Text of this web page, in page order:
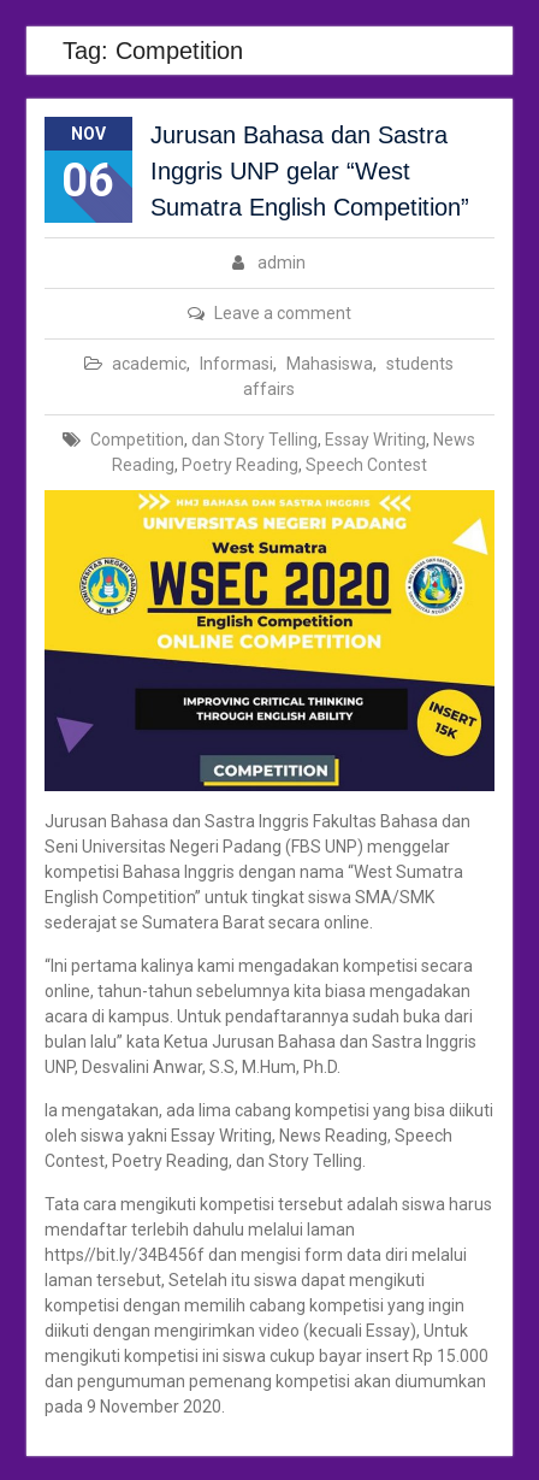
Tag: Competition
NOV
06
Jurusan Bahasa dan Sastra
Inggris UNP gelar “West
Sumatra English Competition”
admin
Leave a comment
academic, Informasi, Mahasiswa, students
affairs
Competition, dan Story Telling, Essay Writing, News
Reading, Poetry Reading, Speech Contest
Jurusan Bahasa dan Sastra Inggris Fakultas Bahasa dan
Seni Universitas Negeri Padang (FBS UNP) menggelar
kompetisi Bahasa Inggris dengan nama “West Sumatra
English Competition” untuk tingkat siswa SMA/SMK
sederajat se Sumatera Barat secara online.
“Ini pertama kalinya kami mengadakan kompetisi secara
online, tahun-tahun sebelumnya kita biasa mengadakan
acara di kampus. Untuk pendaftarannya sudah buka dari
bulan lalu” kata Ketua Jurusan Bahasa dan Sastra Inggris
UNP, Desvalini Anwar, S.S, M.Hum, Ph.D.
Ia mengatakan, ada lima cabang kompetisi yang bisa diikuti
oleh siswa yakni Essay Writing, News Reading, Speech
Contest, Poetry Reading, dan Story Telling.
Tata cara mengikuti kompetisi tersebut adalah siswa harus
mendaftar terlebih dahulu melalui laman
https//bit.ly/34B456f dan mengisi form data diri melalui
laman tersebut, Setelah itu siswa dapat mengikuti
kompetisi dengan memilih cabang kompetisi yang ingin
diikuti dengan mengirimkan video (kecuali Essay), Untuk
mengikuti kompetisi ini siswa cukup bayar insert Rp 15.000
dan pengumuman pemenang kompetisi akan diumumkan
pada 9 November 2020.